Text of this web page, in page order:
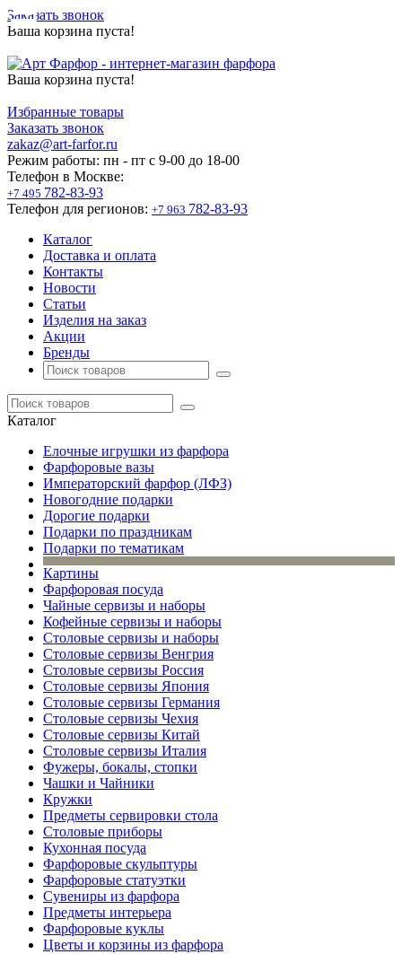
Заказать звонок
Ваша корзина пуста!
Ваша корзина пуста!
Избранные товары
Заказать звонок
zakaz@art-farfor.ru
Режим работы: пн - пт c 9-00 до 18-00
Телефон в Москве:
+7 495 782-83-93
Телефон для регионов: +7 963 782-83-93
Каталог
Доставка и оплата
Контакты
Новости
Статьи
Изделия на заказ
Акции
Бренды
Каталог
Елочные игрушки из фарфора
Фарфоровые вазы
Императорский фарфор (ЛФЗ)
Новогодние подарки
Дорогие подарки
Подарки по праздникам
Подарки по тематикам
Картины
Фарфоровая посуда
Чайные сервизы и наборы
Кофейные сервизы и наборы
Столовые сервизы и наборы
Столовые сервизы Венгрия
Столовые сервизы Россия
Столовые сервизы Япония
Столовые сервизы Германия
Столовые сервизы Чехия
Столовые сервизы Китай
Столовые сервизы Италия
Фужеры, бокалы, стопки
Чашки и Чайники
Кружки
Предметы сервировки стола
Столовые приборы
Кухонная посуда
Фарфоровые скульптуры
Фарфоровые статуэтки
Сувениры из фарфора
Предметы интерьера
Фарфоровые куклы
Цветы и корзины из фарфора